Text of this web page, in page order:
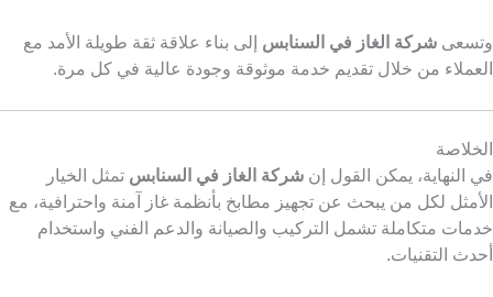
وتسعى شركة الغاز في السنابس إلى بناء علاقة ثقة طويلة الأمد مع
العملاء من خلال تقديم خدمة موثوقة وجودة عالية في كل مرة.
الخلاصة
في النهاية، يمكن القول إن شركة الغاز في السنابس تمثل الخيار
الأمثل لكل من يبحث عن تجهيز مطابخ بأنظمة غاز آمنة واحترافية، مع
خدمات متكاملة تشمل التركيب والصيانة والدعم الفني واستخدام
أحدث التقنيات.